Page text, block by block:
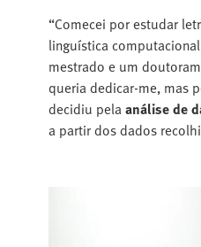
“Comecei por estudar
linguística
mestrado e um
queria dedicar-me, mas
decidiu pelaanálise de
a partir dos dados